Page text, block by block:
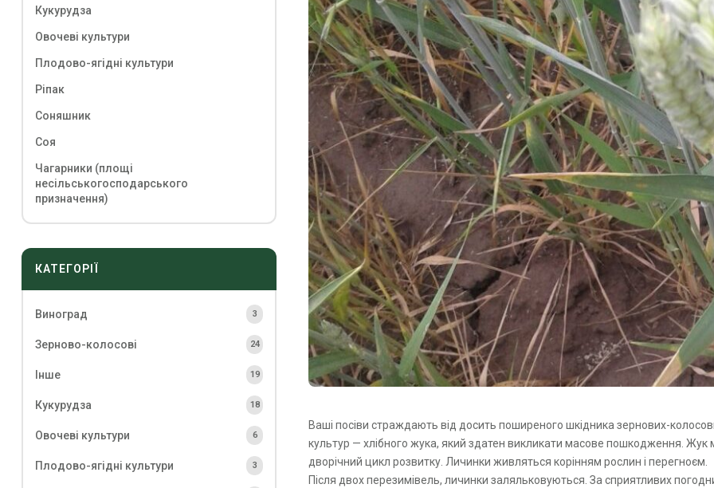
Ваші посіви страждають від досить поширеного шкідника зернових-
культур — хлібного жука, який здатен викликати масове пошкодження. Жук
дворічний цикл розвитку. Личинки живляться корінням рослин і перегноєм.
Після двох перезимівель, личинки заляльковуються. За сприятливих
Кукурудза
Овочеві культури
Плодово-ягідні культури
Ріпак
Соняшник
Соя
Чагарники (площі
несільськогосподарського
призначення)
КАТЕГОРІЇ
Виноград 3
Зерново-колосові 24
Інше 19
Кукурудза 18
Овочеві культури 6
Плодово-ягідні культури 3